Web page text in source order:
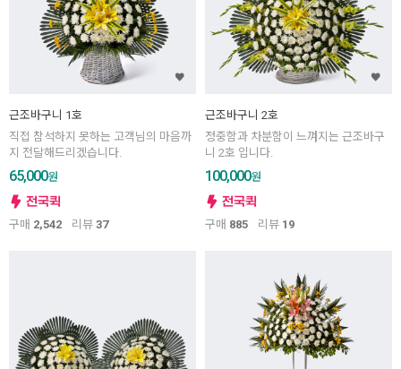
근조바구니 1호
직접 참석하지 못하는 고객님의 마음까
지 전달해드리겠습니다.
65,000원
구매 2,542 리뷰 37
근조바구니 2호
정중함과 차분함이 느껴지는 근조바구
니 2호 입니다.
100,000원
구매 885 리뷰 19